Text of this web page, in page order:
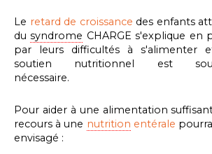
Le retard de croissance des enfants
dusyndrome CHARGE s'explique en
par leurs difficultés à s'alimenter
soutien nutritionnel est
nécessaire.
Pour aider à une alimentation
recours à une nutrition entérale
envisagé :